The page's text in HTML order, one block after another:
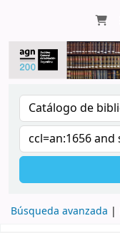
Búsqueda avanzada